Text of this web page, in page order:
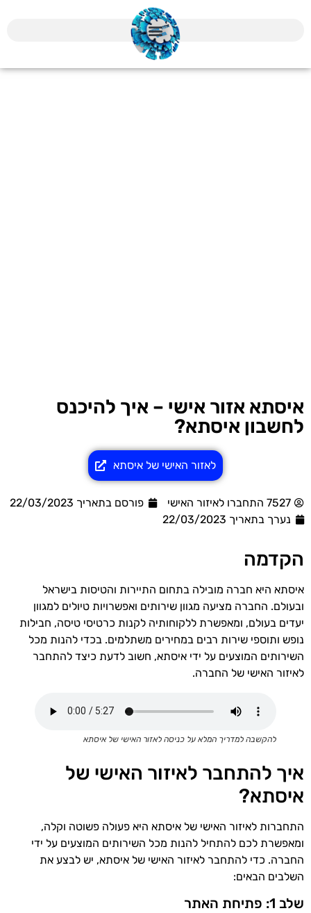
איסתא אזור אישי – איך להיכנס
לחשבון איסתא?
לאזור האישי של איסתא
7527 התחברו לאיזור האישי
פורסם בתאריך 22/03/2023
נערך בתאריך 22/03/2023
הקדמה
איסתא היא חברה מובילה בתחום התיירות והטיסות בישראל
ובעולם. החברה מציעה מגוון שירותים ואפשרויות טיולים למגוון
יעדים בעולם, ומאפשרת ללקוחותיה לקנות כרטיסי טיסה, חבילות
נופש ותוספי שירות רבים במחירים משתלמים. בכדי להנות מכל
השירותים המוצעים על ידי איסתא, חשוב לדעת כיצד להתחבר
לאיזור האישי של החברה.
להקשבה למדריך המלא על כניסה לאזור האישי של איסתא
איך להתחבר לאיזור האישי של
איסתא?
התחברות לאיזור האישי של איסתא היא פעולה פשוטה וקלה,
ומאפשרת לכם להתחיל להנות מכל השירותים המוצעים על ידי
החברה. כדי להתחבר לאיזור האישי של איסתא, יש לבצע את
השלבים הבאים:
שלב 1: פתיחת האתר